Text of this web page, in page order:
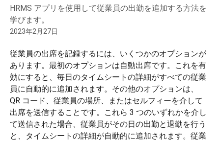
HRMS アプリを使用して従業員の出勤を追加する方法を
学びます。
2023年2月27日
従業員の出席を記録するには、いくつかのオプションが
あります。最初のオプションは自動出席です。これを有
効にすると、毎日のタイムシートの詳細がすべての従業
員に自動的に追加されます。その他のオプションは、
QR コード、従業員の場所、またはセルフィーを介して
出席を送信することです。これら 3 つのいずれかを介し
て送信された場合、従業員がその日の出勤と退勤を行う
と、タイムシートの詳細が自動的に追加されます。従業